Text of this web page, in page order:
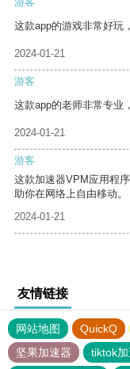
这款app的游戏非常好玩
2024-01-21
游客
这款app的老师非常专业
2024-01-21
游客
这款加速器VPM应用程
助你在网络上自由移动。
2024-01-21
友情链接
网站地图 QuickQ
坚果加速器
tiktok